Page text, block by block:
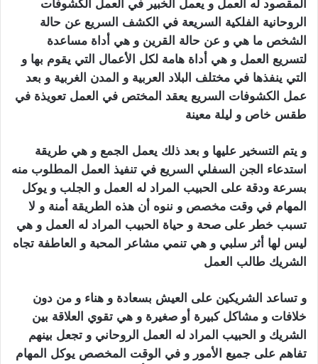
المقصود له العمل و يعمل الخبير في العمل الكشوفات
الروحانية الفلكية السريعة في الكشف السريع عن حالة
الشخص ما هي و عن حالة القرين و هي أداة مساعدة
لتسريع العمل و هي أداة هامة لكل الأعمال التي يقوم بها و
التي ينفذها في مختلف البلاد العربية و المدن الغربية و بعد
عمل الكشوفات السريع يعقد المختص في العمل تعويذة في
طقس خاص و ليلة معينة
و يتم التسخير عليها و بعد ذلك يعمل الجمع و هي طريقة
استدعاء الجن السفلي السريع في تنفيذ العمل المطلوب منه
بسرعة ودقة على الحبيب المراد له العمل و الجلب و يوكل
المهام في وقت مخصص و ننوه أن هذه الطريقة أمنة و لا
تسبب خطر على صحة و حياة الحبيب المراد له العمل و هي
ليس لها أثر سلبي و هي تنمي مشاعر المحبة و العاطفة تجاه
الشريك طالب العمل
و تساعد الشريكين على العيش بسعادة و هناء و من دون
خلافات و مشاكل كبيرة أو صغيرة و هي تقوي العلاقة بين
الشريك و الحبيب المراد له العمل الروحاني و تجعل بينهم
تفاهم على جميع الأمور و في الوقت المخصص يوكل المهام